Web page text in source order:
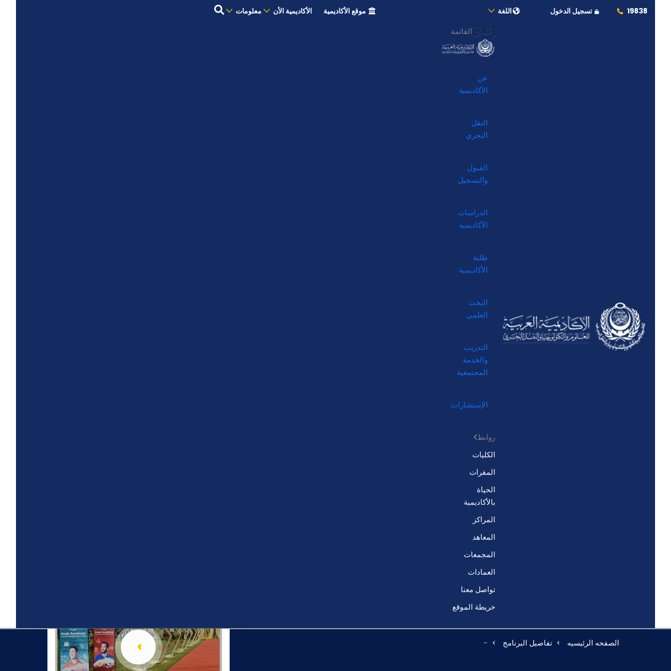
19838 تسجيل الدخول اللغة موقع الأكاديمية الأكاديمية الأن معلومات
إغلاق القائمة
عن
الأكاديمية
النقل
البحري
القبول
والتسجيل
الدراسات
الأكاديمية
طلبة
الأكاديمية
البحث
العلمي
التدريب
والخدمة
المجتمعية
الإستشارات
روابط
الكليات
المقرات
الحياة
بالأكاديمية
المراكز
المعاهد
المجمعات
العمادات
تواصل معنا
خريطة الموقع
الصفحه الرئيسيه تفاصيل البرنامج -